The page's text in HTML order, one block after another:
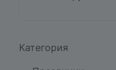
Категория